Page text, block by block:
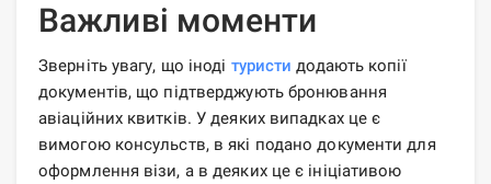
Важливі моменти
Зверніть увагу, що іноді туристи додають копії
документів, що підтверджують бронювання
авіаційних квитків. У деяких випадках це є
вимогою консульств, в які подано документи для
оформлення візи, а в деяких це є ініціативою